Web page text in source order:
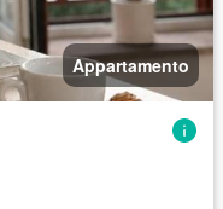
Appartamento